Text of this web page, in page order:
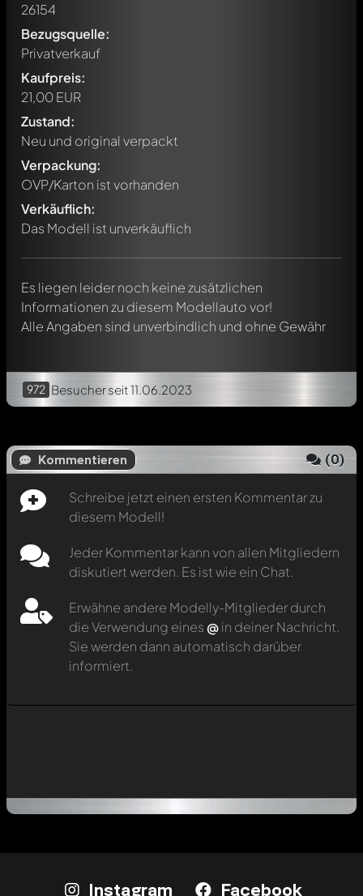
26154
Bezugsquelle:
Privatverkauf
Kaufpreis:
21,00 EUR
Zustand:
Neu und original verpackt
Verpackung:
OVP/Karton ist vorhanden
Verkäuflich:
Das Modell ist unverkäuflich
Es liegen leider noch keine zusätzlichen
Informationen zu diesem Modellauto vor!
Alle Angaben sind unverbindlich und ohne Gewähr
972 Besucherseit 11.06.2023
Kommentieren (0)
Schreibe jetzt einen ersten Kommentar zu
diesem Modell!
Jeder Kommentar kann von allen Mitgliedern
diskutiert werden. Es ist wie ein Chat.
Erwähne andere Modelly-Mitglieder durch
die Verwendung eines @in deiner Nachricht.
Sie werden dann automatisch darüber
informiert.
Schreibe jetzt einen ersten Kommentar zu diesem Modell!
Jeder Kommentar kann von allen Mitgliedern diskutiert
werden. Es ist wie ein Chat.
Erwähne andere Modelly-Mitglieder durch die
automatisch darüber informiert.
Instagram Facebook